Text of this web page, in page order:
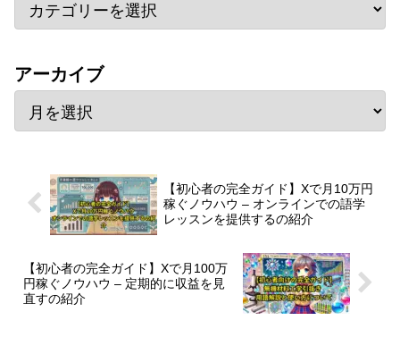
アーカイブ
【初心者の完全ガイド】Xで月10万円
稼ぐノウハウ – オンラインでの語学
レッスンを提供するの紹介
【初心者の完全ガイド】Xで月100万
円稼ぐノウハウ – 定期的に収益を見
直すの紹介